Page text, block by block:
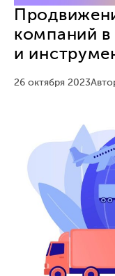
компаний в
и
26 октября 2023